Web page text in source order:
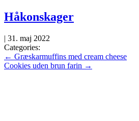
Skip
to
content
Håkonskager
| 31. maj 2022
Categories:
Indlægsnavigation
← Græskarmuffins med cream cheese
Cookies uden brun farin →